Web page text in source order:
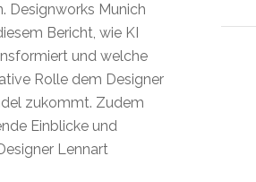
Designworks Munich
Bericht, wie KI
und welche
Rolle dem Designer
zukommt. Zudem
Einblicke und
Lennart